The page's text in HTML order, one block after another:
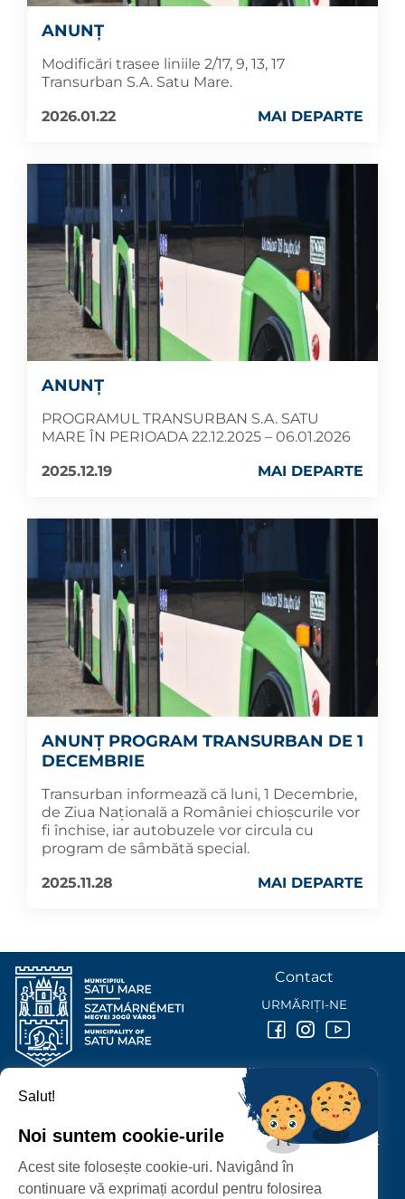
ANUNȚ
Modificări trasee liniile 2/17, 9, 13, 17
Transurban S.A. Satu Mare.
2026.01.22
MAI DEPARTE
ANUNȚ
PROGRAMUL TRANSURBAN S.A. SATU
MARE ÎN PERIOADA 22.12.2025 – 06.01.2026
2025.12.19
MAI DEPARTE
ANUNȚ PROGRAM TRANSURBAN DE 1
DECEMBRIE
Transurban informează că luni, 1 Decembrie,
de Ziua Națională a României chioșcurile vor
fi închise, iar autobuzele vor circula cu
program de sâmbătă special.
2025.11.28
MAI DEPARTE
PROTECȚIA DATELOR PERSONALE
PRIMĂRIA MUNICIPIULUI
P-ȚA 25 OCTOMBRIE, NR. 1 CORP M, 440026 SATU MARE
Contact
URMĂRIȚI-NE
Salut!
Noi suntem cookie-urile
Acest site folosește cookie-uri. Navigând în
continuare vă exprimați acordul pentru folosirea